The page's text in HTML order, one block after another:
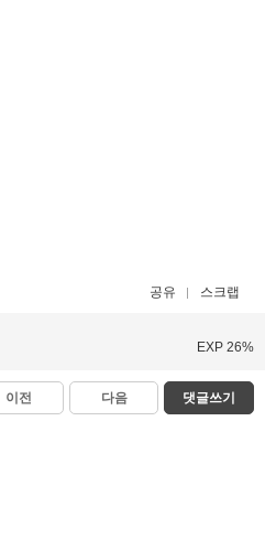
공유 스크랩
EXP 26%
이전 다음 댓글쓰기